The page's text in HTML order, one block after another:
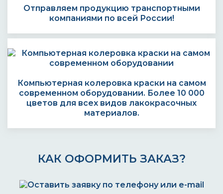
Отправляем продукцию транспортными
компаниями по всей России!
Компьютерная колеровка краски на самом
современном оборудовании. Более 10 000
цветов для всех видов лакокрасочных
материалов.
КАК ОФОРМИТЬ ЗАКАЗ?